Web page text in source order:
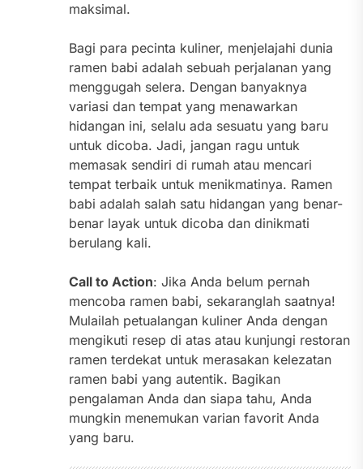
maksimal.
Bagi para pecinta kuliner, menjelajahi dunia
ramen babi adalah sebuah perjalanan yang
menggugah selera. Dengan banyaknya
variasi dan tempat yang menawarkan
hidangan ini, selalu ada sesuatu yang baru
untuk dicoba. Jadi, jangan ragu untuk
memasak sendiri di rumah atau mencari
tempat terbaik untuk menikmatinya. Ramen
babi adalah salah satu hidangan yang benar-
benar layak untuk dicoba dan dinikmati
berulang kali.
Call to Action: Jika Anda belum pernah
mencoba ramen babi, sekaranglah saatnya!
Mulailah petualangan kuliner Anda dengan
mengikuti resep di atas atau kunjungi restoran
ramen terdekat untuk merasakan kelezatan
ramen babi yang autentik. Bagikan
pengalaman Anda dan siapa tahu, Anda
mungkin menemukan varian favorit Anda
yang baru.